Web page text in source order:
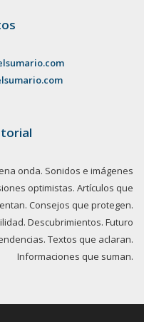
onda. Sonidos e imágenes
optimistas. Artículos que
Consejos que protegen.
Descubrimientos. Futuro
Textos que aclaran.
Informaciones que suman.